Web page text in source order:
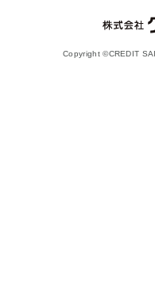
Copyright ©CREDIT